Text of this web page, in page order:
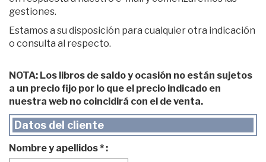
gestiones.
Estamos a su disposición para cualquier otra indicación
o consulta al respecto.
NOTA: Los libros de saldo y ocasión no están sujetos
a un precio fijo por lo que el precio indicado en
nuestra web no coincidirá con el de venta.
Datos del cliente
Nombre y apellidos * :